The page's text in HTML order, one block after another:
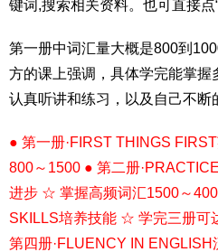
键词,搜索相关资料。也可直接点
第一册中词汇量大概是800到
方的课上强调，具体学完能掌
认真听讲和练习，以及自己不断
● 第一册·FIRST THINGS
800～1500 ● 第二册
进步 ☆ 掌握高频词汇1500～
SKILLS培养技能 ☆ 学完三册可
第四册·FLUENCY IN ENGLISH